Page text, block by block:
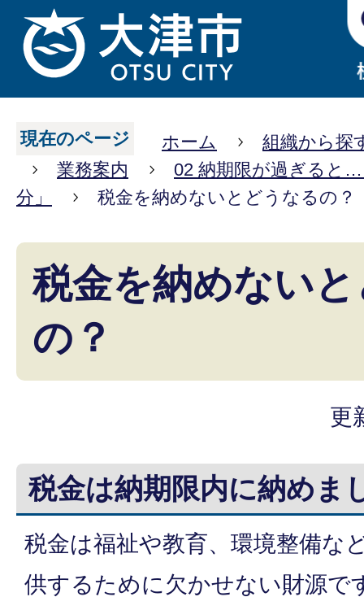
現在のページ ホーム
組織から探
業務案内
02 納期限が過ぎると
分」
税金を納めないとどうなるの？
税金を納めない
の？
更
税金は納期限内に納めま
税金は福祉や教育、環境整備な
供するために欠かせない財源で